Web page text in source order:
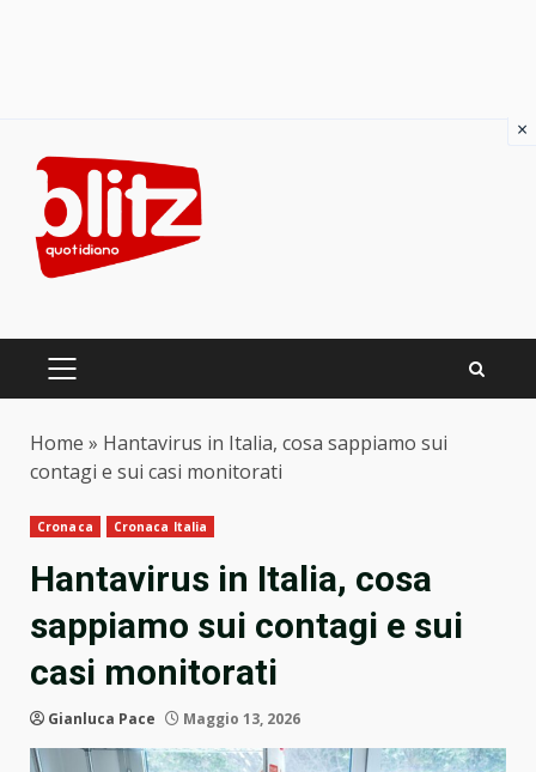
content
PRIMARY
Home » Hantavirus in Italia, cosa sappiamo sui
contagi e sui casi monitorati
Cronaca Cronaca Italia
Hantavirus in Italia, cosa
sappiamo sui contagi e sui
casi monitorati
Gianluca Pace Maggio 13, 2026
×